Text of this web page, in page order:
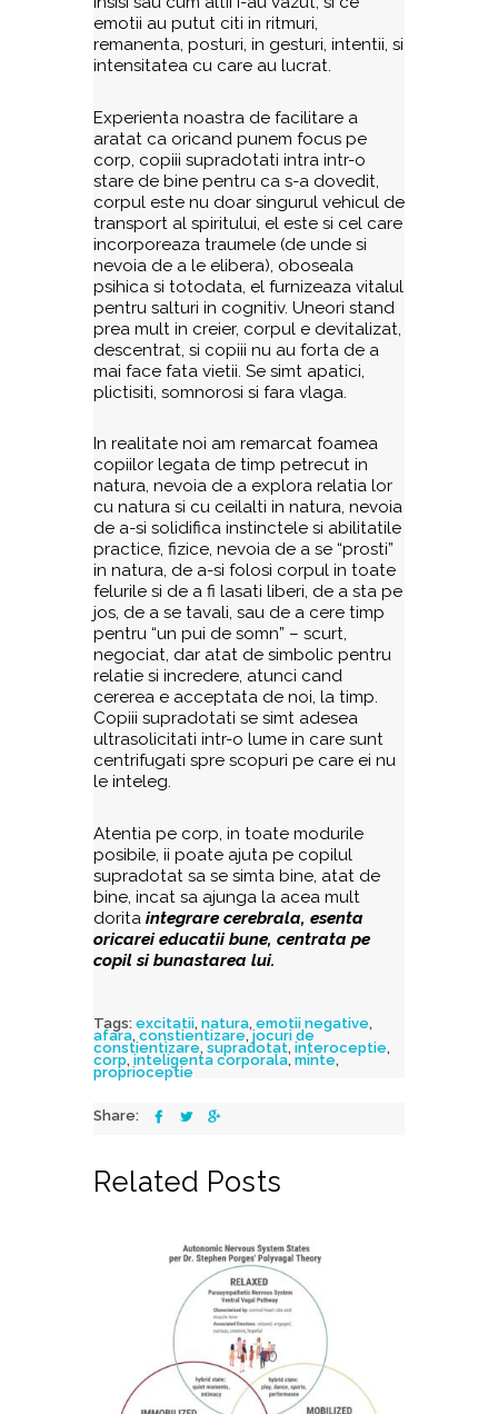
emotii au putut citi in ritmuri,
remanenta, posturi, in gesturi, intentii, si
intensitatea cu care au lucrat.
Experienta noastra de facilitare a
aratat ca oricand punem focus pe
corp, copiii supradotati intra intr-o
stare de bine pentru ca s-a dovedit,
corpul este nu doar singurul vehicul de
transport al spiritului, el este si cel care
incorporeaza traumele (de unde si
nevoia de a le elibera), oboseala
psihica si totodata, el furnizeaza vitalul
pentru salturi in cognitiv. Uneori stand
prea mult in creier, corpul e devitalizat,
descentrat, si copiii nu au forta de a
mai face fata vietii. Se simt apatici,
plictisiti, somnorosi si fara vlaga.
In realitate noi am remarcat foamea
copiilor legata de timp petrecut in
natura, nevoia de a explora relatia lor
cu natura si cu ceilalti in natura, nevoia
de a-si solidifica instinctele si abilitatile
practice, fizice, nevoia de a se “prosti”
in natura, de a-si folosi corpul in toate
felurile si de a fi lasati liberi, de a sta pe
jos, de a se tavali, sau de a cere timp
pentru “un pui de somn” – scurt,
negociat, dar atat de simbolic pentru
relatie si incredere, atunci cand
cererea e acceptata de noi, la timp.
Copiii supradotati se simt adesea
ultrasolicitati intr-o lume in care sunt
centrifugati spre scopuri pe care ei nu
le inteleg.
Atentia pe corp, in toate modurile
posibile, ii poate ajuta pe copilul
supradotat sa se simta bine, atat de
bine, incat sa ajunga la acea mult
dorita integrare cerebrala, esenta
oricarei educatii bune, centrata pe
copil si bunastarea lui.
Tags: excitatii, natura, emotii negative,
afara, constientizare,jocuri de
constientizare, supradotat, interoceptie,
corp, inteligenta corporala, minte,
proprioceptie
Share:
Related Posts